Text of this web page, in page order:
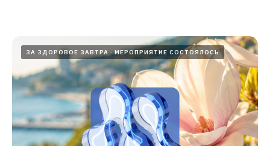
ЗА ЗДОРОВОЕ ЗАВТРА МЕРОПРИЯТИЕ СОСТОЯЛОСЬ